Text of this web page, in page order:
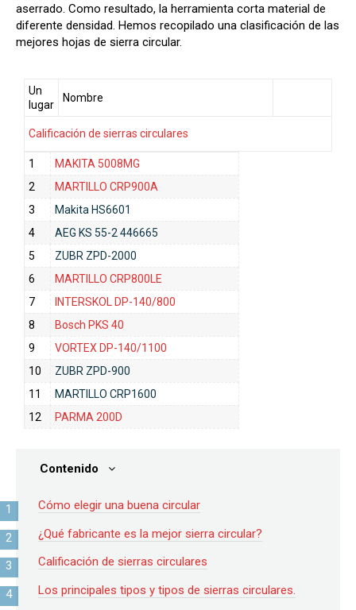
aserrado. Como resultado, la herramienta corta material de
diferente densidad. Hemos recopilado una clasificación de las
mejores hojas de sierra circular.
Un
lugar
Nombre
Calificación de sierras circulares
1
MAKITA 5008MG
2
MARTILLO CRP900А
3
Makita HS6601
4
AEG KS 55-2 446665
5
ZUBR ZPD-2000
6
MARTILLO CRP800LE
7
INTERSKOL DP-140/800
8
Bosch PKS 40
9
VORTEX DP-140/1100
10
ZUBR ZPD-900
11
MARTILLO CRP1600
12
PARMA 200D
Contenido
Cómo elegir una buena circular
¿Qué fabricante es la mejor sierra circular?
Calificación de sierras circulares
Los principales tipos y tipos de sierras circulares.